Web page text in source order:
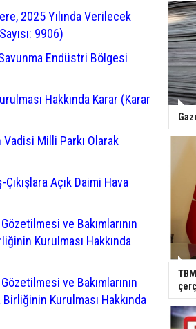
2025 Yılında Verilecek
9906)
Endüstri Bölgesi
Hakkında Karar (Karar
Vadisi Milli Parkı Olarak
Açık Daimi Hava
ve Bakımlarının
Kurulması Hakkında
ve Bakımlarının
Kurulması Hakkında